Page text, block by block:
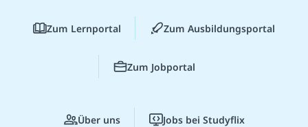
Zum Lernportal Zum Ausbildungsportal
Zum Jobportal
Über uns Jobs bei Studyflix